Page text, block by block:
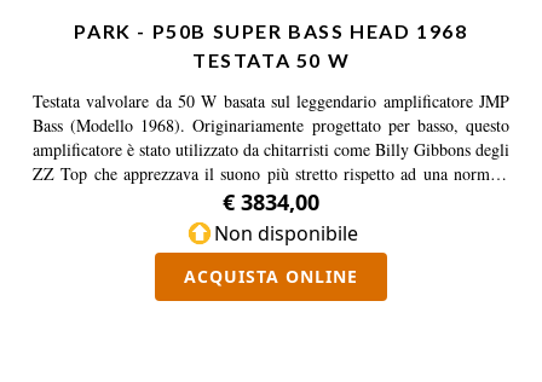
PARK - P50B SUPER BASS HEAD 1968
TESTATA 50 W
Testata valvolare da 50 W basata sul leggendario amplificatore JMP
Bass (Modello 1968). Originariamente progettato per basso, questo
amplificatore è stato utilizzato da chitarristi come Billy Gibbons degli
ZZ Top che apprezzava il suono più stretto rispetto ad una normale
P50. Monta delle EL34 e una sezione rettificatrice a stato solido.
€ 3834,00
Non disponibile
ACQUISTA ONLINE